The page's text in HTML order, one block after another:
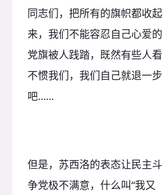
同志们，把所有的旗帜都收起
来，我们不能容忍自己心爱的
党旗被人践踏，既然有些人看
不惯我们，我们自己就退一步
吧……
但是，苏西洛的表态让民主斗
争党极不满意，什么叫“我又